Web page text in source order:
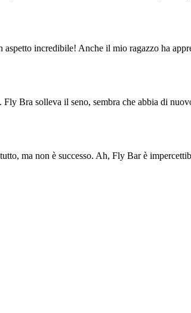
incredibile! Anche il mio ragazzo ha
Bra solleva il seno, sembra che abbia di
ma non è successo. Ah, Fly Bar è